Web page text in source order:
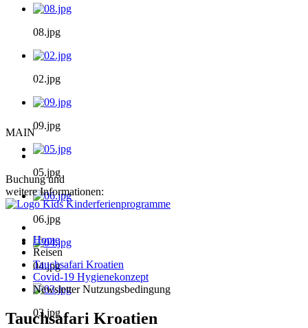
08.jpg
02.jpg
09.jpg
05.jpg
06.jpg
04.jpg
03.jpg
MAIN
Buchung und
weitere Informationen:
Home
Reisen
Tauchsafari Kroatien
Covid-19 Hygienekonzept
Newsletter Nutzungsbedingung
Tauchsafari Kroatien